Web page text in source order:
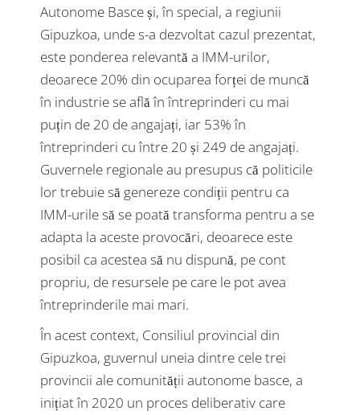
Autonome Basce și, în special, a regiunii
Gipuzkoa, unde s-a dezvoltat cazul prezentat,
este ponderea relevantă a IMM-urilor,
deoarece 20% din ocuparea forței de muncă
în industrie se află în întreprinderi cu mai
puțin de 20 de angajați, iar 53% în
întreprinderi cu între 20 și 249 de angajați.
Guvernele regionale au presupus că politicile
lor trebuie să genereze condiții pentru ca
IMM-urile să se poată transforma pentru a se
adapta la aceste provocări, deoarece este
posibil ca acestea să nu dispună, pe cont
propriu, de resursele pe care le pot avea
întreprinderile mai mari.
În acest context, Consiliul provincial din
Gipuzkoa, guvernul uneia dintre cele trei
provincii ale comunității autonome basce, a
inițiat în 2020 un proces deliberativ care